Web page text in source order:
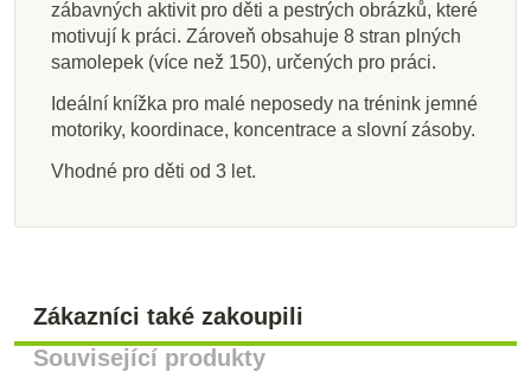
Samolepkové album
- Roční období
199 Kč
Samolepkové album
- Farma
199 Kč
první samolepkování
- Zoo
119 Kč
první samolepkování
- Na statku
119 Kč
první samolepkování
- V lese
119 Kč
samolepková knížka
- Příprava na Vánoce
179 Kč
Zvířata - Bav se a
nalepuj!
189 Kč
první samolepkování
- Cestování
107 Kč119 Kč
zábavných aktivit pro děti a pestrých obrázků, které
motivují k práci. Zároveň obsahuje 8 stran plných
samolepek (více než 150), určených pro práci.
Ideální knížka pro malé neposedy na trénink jemné
motoriky, koordinace, koncentrace a slovní zásoby.
Vhodné pro děti od 3 let.
Zákazníci také zakoupili
Související produkty